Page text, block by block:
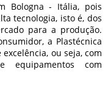
Bologna - Itália, pois
tecnologia, isto é, dos
para a produção.
a Plastécnica
ou seja, com
equipamentos com